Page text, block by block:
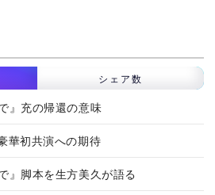
シェア数
』充の帰還の意味
華初共演への期待
』脚本を生方美久が語る